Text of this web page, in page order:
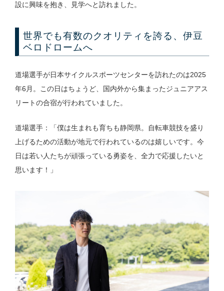
設に興味を抱き、見学へと訪れました。
世界でも有数のクオリティを誇る、伊豆
ベロドロームへ
道場選手が日本サイクルスポーツセンターを訪れたのは2025
年6月。この日はちょうど、国内外から集まったジュニアアス
リートの合宿が行われていました。
道場選手：「僕は生まれも育ちも静岡県。自転車競技を盛り
上げるための活動が地元で行われているのは嬉しいです。今
日は若い人たちが頑張っている勇姿を、全力で応援したいと
思います！」